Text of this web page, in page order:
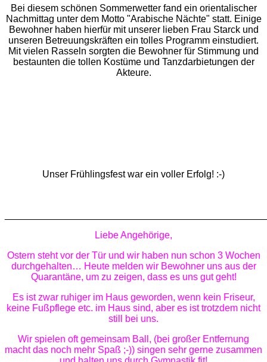
Bei diesem schönen Sommerwetter fand ein orientalischer
Nachmittag unter dem Motto "Arabische Nächte" statt. Einige
Bewohner haben hierfür mit unserer lieben Frau Starck und
unseren Betreuungskräften ein tolles Programm einstudiert.
Mit vielen Rasseln sorgten die Bewohner für Stimmung und
bestaunten die tollen Kostüme und Tanzdarbietungen der
Akteure.
Unser Frühlingsfest war ein voller Erfolg! :-)
Liebe Angehörige,
Ostern steht vor der Tür und wir haben nun schon 3 Wochen
durchgehalten… Heute melden wir Bewohner uns aus der
Quarantäne, um zu zeigen, dass es uns gut geht!
Es ist zwar ruhiger im Haus geworden, wenn kein Friseur,
keine Fußpflege etc. im Haus sind, aber es ist trotzdem nicht
still bei uns.
Wir spielen oft gemeinsam Ball, (bei großer Entfernung
macht das noch mehr Spaß ;-)) singen sehr gerne zusammen